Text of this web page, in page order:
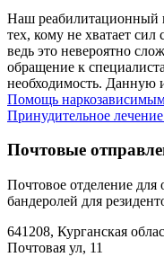
Наш реабилитационный
тех, кому не хватает сил
ведь это невероятно
обращение к
необходимость. Данную
Помощь
Принудительное
Почтовые
Почтовое отделение
бандеролей для
641208, Курганская
Почтовая ул, 11